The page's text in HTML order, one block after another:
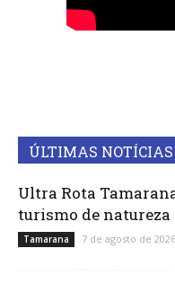
ÚLTIMAS NOTÍCIAS
Ultra Rota
turismo de natureza
Tamarana 7 de agosto de 2026